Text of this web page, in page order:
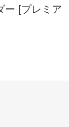
ー [プレミア